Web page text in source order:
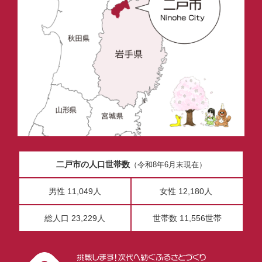
二戸市の人口世帯数（令和8年6月末現在）
男性 11,049人 女性 12,180人
総人口 23,229人 世帯数 11,556世帯